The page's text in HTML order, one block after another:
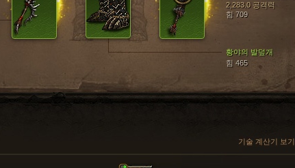
황야의 발덮개
힘 465
2,283.0 공격력
힘 709
기술 계산기 보기